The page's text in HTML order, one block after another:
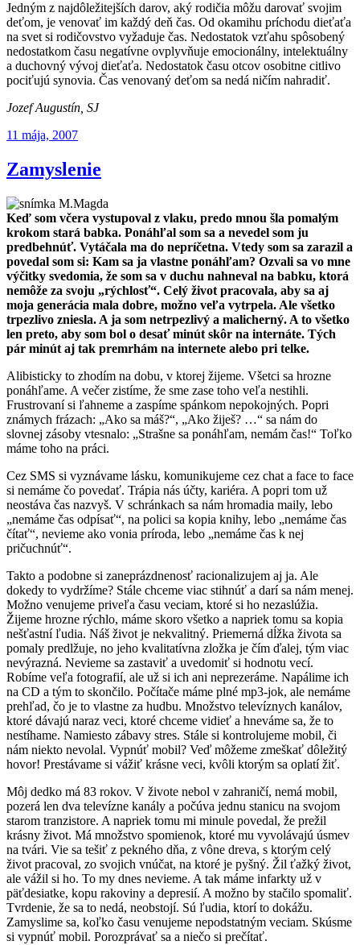
Jedným z najdôležitejších darov, aký rodičia môžu darovať svojim
deťom, je venovať im každý deň čas. Od okamihu príchodu dieťaťa
na svet si rodičovstvo vyžaduje čas. Nedostatok vzťahu spôsobený
nedostatkom času negatívne ovplyvňuje emocionálny, intelektuálny
a duchovný vývoj dieťaťa. Nedostatok času otcov osobitne citlivo
pociťujú synovia. Čas venovaný deťom sa nedá ničím nahradiť.
Jozef Augustín, SJ
Publikované
11 mája, 2007
Zamyslenie
Keď som včera vystupoval z vlaku, predo mnou šla pomalým
krokom stará babka. Ponáhľal som sa a nevedel som ju
predbehnúť. Vytáčala ma do nepríčetna. Vtedy som sa zarazil a
povedal som si: Kam sa ja vlastne ponáhľam? Ozvali sa vo mne
výčitky svedomia, že som sa v duchu nahneval na babku, ktorá
nemôže za svoju „rýchlosť“. Celý život pracovala, aby sa aj
moja generácia mala dobre, možno veľa vytrpela. Ale všetko
trpezlivo zniesla. A ja som netrpezlivý a malicherný. A to všetko
len preto, aby som bol o desať minút skôr na internáte. Tých
pár minút aj tak premrhám na internete alebo pri telke.
Alibisticky to zhodím na dobu, v ktorej žijeme. Všetci sa hrozne
ponáhľame. A večer zistíme, že sme zase toho veľa nestihli.
Frustrovaní si ľahneme a zaspíme spánkom nepokojných. Popri
známych frázach: „Ako sa máš?“, „Ako žiješ? …“ sa nám do
slovnej zásoby vtesnalo: „Strašne sa ponáhľam, nemám čas!“ Toľko
máme toho na práci.
Cez SMS si vyznávame lásku, komunikujeme cez chat a face to face
si nemáme čo povedať. Trápia nás účty, kariéra. A popri tom už
neostáva čas nazvyš. V schránkach sa nám hromadia maily, lebo
„nemáme čas odpísať“, na polici sa kopia knihy, lebo „nemáme čas
čítať“, nevieme ako vonia príroda, lebo „nemáme čas k nej
pričuchnúť“.
Takto a podobne si zaneprázdnenosť racionalizujem aj ja. Ale
dokedy to vydržíme? Stále chceme viac stihnúť a darí sa nám menej.
Možno venujeme priveľa času veciam, ktoré si ho nezaslúžia.
Žijeme hrozne rýchlo, máme skoro všetko a napriek tomu sa kopia
nešťastní ľudia. Náš život je nekvalitný. Priemerná dĺžka života sa
pomaly predlžuje, no jeho kvalitatívna zložka je čím ďalej, tým viac
nevýrazná. Nevieme sa zastaviť a uvedomiť si hodnotu vecí.
Robíme veľa fotografií, ale už si ich ani neprezeráme. Napálime ich
na CD a tým to skončilo. Počítače máme plné mp3-jok, ale nemáme
prehľad, čo je to vlastne za hudbu. Množstvo televíznych kanálov,
ktoré dávajú naraz veci, ktoré chceme vidieť a hneváme sa, že to
nestíhame. Namiesto zábavy stres. Stále si kontrolujeme mobil, či
nám niekto nevolal. Vypnúť mobil? Veď môžeme zmeškať dôležitý
hovor! Prestávame si vážiť krásne veci, kvôli ktorým sa oplatí žiť.
Môj dedko má 83 rokov. V živote nebol v zahraničí, nemá mobil,
pozerá len dva televízne kanály a počúva jednu stanicu na svojom
starom tranzistore. A napriek tomu mi minule povedal, že prežil
krásny život. Má množstvo spomienok, ktoré mu vyvolávajú úsmev
na tvári. Vie sa tešiť z pekného dňa, z vône dreva, s ktorým celý
život pracoval, zo svojich vnúčat, na ktoré je pyšný. Žil ťažký život,
ale vážil si ho. To my dnes nevieme. A tak máme infarkty už v
päťdesiatke, kopu rakoviny a depresií. A možno by stačilo spomaliť.
Tvrdenie, že sa to nedá, neobstojí. Sú ľudia, ktorí to dokážu.
Zamyslime sa, koľko času venujeme nepodstatným veciam. Skúsme
si vypnúť mobil. Porozprávať sa a niečo si prečítať.